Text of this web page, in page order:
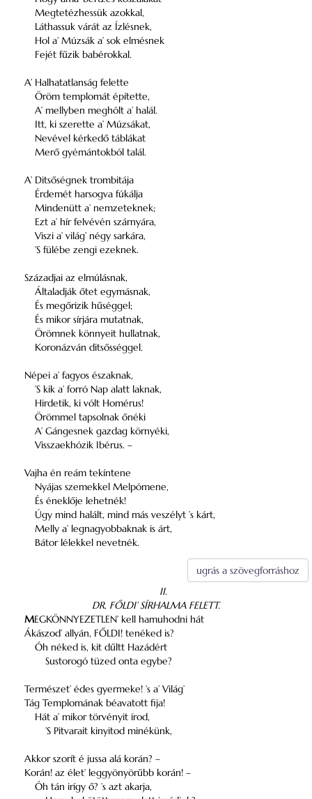
Megtetézhessük azokkal,
Láthassuk várát az Ízlésnek,
Hol a’ Múzsák a’ sok elmésnek
Fejét fűzik babérokkal.
A’ Halhatatlanság felette
Öröm templomát építette,
A’ mellyben meghólt a’ halál.
Itt, ki szerette a’ Múzsákat,
Nevével kérkedő táblákat
Merő gyémántokból talál.
A’ Ditsőségnek trombitája
Érdemét harsogva fúkálja
Mindenütt a’ nemzeteknek;
Ezt a’ hír felvévén szárnyára,
Viszi a’ világ’ négy sarkára,
’S fülébe zengi ezeknek.
Századjai az elmúlásnak,
Általadják őtet egymásnak,
És megőrizik hűséggel;
És mikor sírjára mutatnak,
Örömnek könnyeit hullatnak,
Koronázván ditsősséggel.
Népei a’ fagyos északnak,
’S kik a’ forró Nap alatt laknak,
Hirdetik, ki vólt Homérus!
Örömmel tapsolnak őnéki
A’ Gángesnek gazdag környéki,
Visszaekhózik Ibérus. –
Vajha én reám tekíntene
Nyájas szemekkel Melpómene,
És éneklője lehetnék!
Úgy mind halált, mind más veszélyt ’s kárt,
Melly a’ legnagyobbaknak is árt,
Bátor lélekkel nevetnék.
ugrás a szövegforráshoz
II.
DR. FŐLDI’ SÍRHALMA FELETT.
MEGKÖNNYEZETLEN’ kell hamuhodni hát
Ákászod’ allyán, FŐLDI! tenéked is?
Óh néked is, kit dűltt Hazádért
Sustorogó tüzed onta egybe?
Természet’ édes gyermeke! ’s a’ Világ’
Tág Templomának béavatott fija!
Hát a’ mikor törvényit írod,
’S Pitvarait kinyitod minékünk,
Akkor szorít é jussa alá korán? –
Korán! az élet’ leggyönyörűbb korán! –
Óh tán irígy ő? ’s azt akarja,